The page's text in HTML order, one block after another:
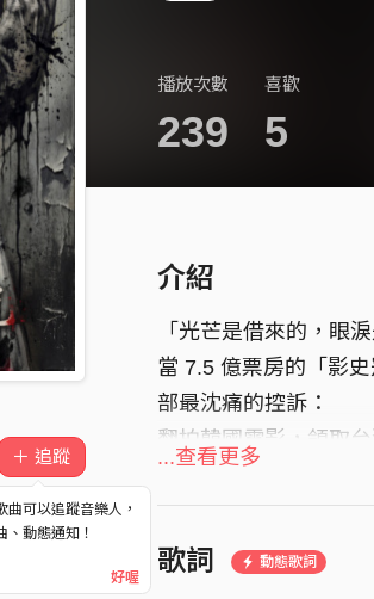
播放次數
239
喜歡
5
＋ 追蹤
曲可以追蹤音樂人，
、動態通知！
好喔
介紹
「光芒是借來的，眼
當 7.5 億票房的「影
部最沈痛的控訴：
翻拍韓國電影，領取
片的驕傲，是贗品，
...查看更多
歌詞 動態歌詞